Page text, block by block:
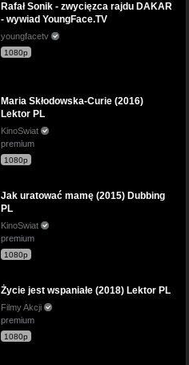
Rafał Sonik - zwycięzca rajdu DAKAR
- wywiad YoungFace.TV
youngfacetv
1080p
Maria Skłodowska-Curie (2016)
Lektor PL
KinoSwiat
premium
1080p
Jak uratować mamę (2015) Dubbing
PL
KinoSwiat
premium
1080p
Życie jest wspaniałe (2018) Lektor PL
Filmy Akcji
premium
1080p